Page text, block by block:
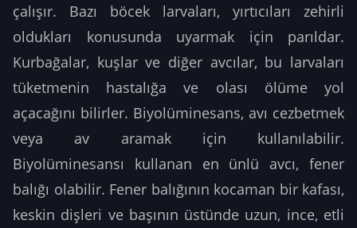
çalışır. Bazı böcek larvaları, yırtıcıları zehirli
oldukları konusunda uyarmak için parıldar.
Kurbağalar, kuşlar ve diğer avcılar, bu larvaları
tüketmenin hastalığa ve olası ölüme yol
açacağını bilirler. Biyolüminesans, avı cezbetmek
veya av aramak için kullanılabilir.
Biyolüminesansı kullanan en ünlü avcı, fener
balığı olabilir. Fener balığının kocaman bir kafası,
keskin dişleri ve başının üstünde uzun, ince, etli